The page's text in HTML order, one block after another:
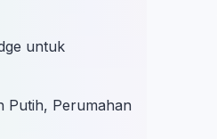
untuk
Putih, Perumahan